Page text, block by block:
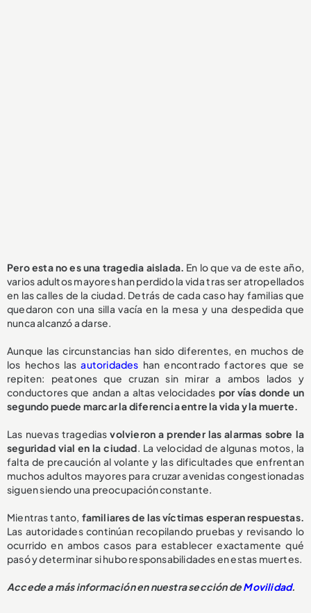
Pero esta no es una tragedia aislada. En lo que va de este año,
varios adultos mayores han perdido la vida tras ser atropellados
en las calles de la ciudad. Detrás de cada caso hay familias que
quedaron con una silla vacía en la mesa y una despedida que
nunca alcanzó a darse.
Aunque las circunstancias han sido diferentes, en muchos de
los hechos lasautoridades han encontrado factores que se
repiten: peatones que cruzan sin mirar a ambos lados y
conductores que andan a altas velocidades por vías donde un
segundo puede marcar la diferencia entre la vida y la muerte.
Las nuevas tragediasvolvieron a prender las alarmas sobre la
seguridad vial en la ciudad. La velocidad de algunas motos, la
falta de precaución al volante y las dificultades que enfrentan
muchos adultos mayores para cruzar avenidas congestionadas
siguen siendo una preocupación constante.
Mientras tanto, familiares de las víctimas esperan respuestas.
Las autoridades continúan recopilando pruebas y revisando lo
ocurrido en ambos casos para establecer exactamente qué
pasó y determinar si hubo responsabilidades en estas muertes.
Accede a más información en nuestra sección deMovilidad.